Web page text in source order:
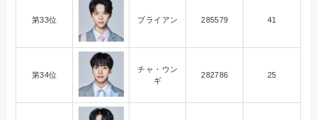
第33位 ブライアン 285579 41
第34位
チャ・ウン
ギ
282786 25